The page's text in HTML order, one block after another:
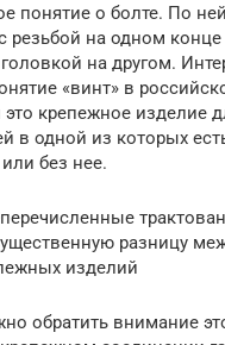
понятие о болте. По
резьбой на одном конце
на другом.
«винт» в
крепежное изделие
в одной из которых
без нее.
разницу
изделий
обратить внимание